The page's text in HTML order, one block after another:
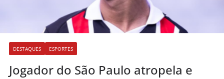
DESTAQUES ESPORTES
Jogador do São Paulo atropela e